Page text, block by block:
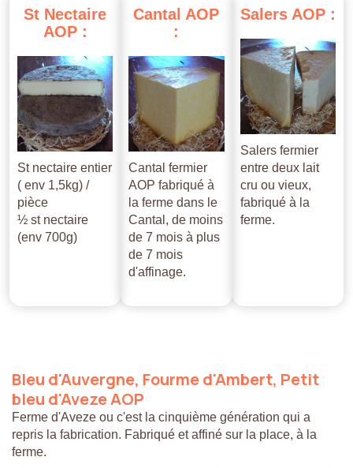
St Nectaire
AOP :
St nectaire entier
( env 1,5kg) /
pièce
½ st nectaire
(env 700g)
Cantal AOP
:
Cantal fermier
AOP fabriqué à
la ferme dans le
Cantal, de moins
de 7 mois à plus
de 7 mois
d'affinage.
Salers AOP :
Salers fermier
entre deux lait
cru ou vieux,
fabriqué à la
ferme.
Bleu d'Auvergne, Fourmed'Ambert, Petit
bleu d'AvezeAOP
Ferme d'Aveze ou c'est la cinquième génération qui a
repris la fabrication. Fabriqué et affiné sur la place, à la
ferme.